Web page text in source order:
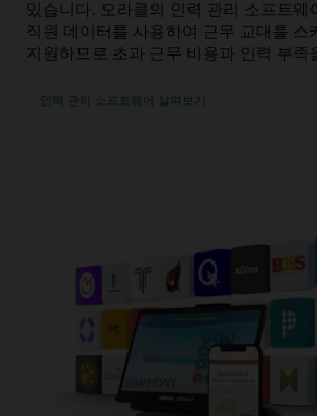
있습니다. 오라클의 인력 관리 소프트웨
직원 데이터를 사용하여 근무 교대를 스
지원하므로 초과 근무 비용과 인력 부족
인력 관리 소프트웨어 살펴보기